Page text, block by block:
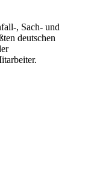
, Sach- und
deutschen